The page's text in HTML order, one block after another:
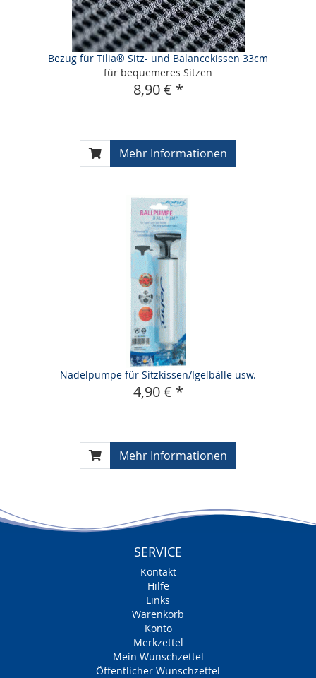
Bezug für Tilia® Sitz- und Balancekissen 33cm
für bequemeres Sitzen
8,90 € *
Mehr Informationen
Nadelpumpe für Sitzkissen/Igelbälle usw.
4,90 € *
Mehr Informationen
SERVICE
Kontakt
Hilfe
Links
Warenkorb
Konto
Merkzettel
Mein Wunschzettel
Öffentlicher Wunschzettel